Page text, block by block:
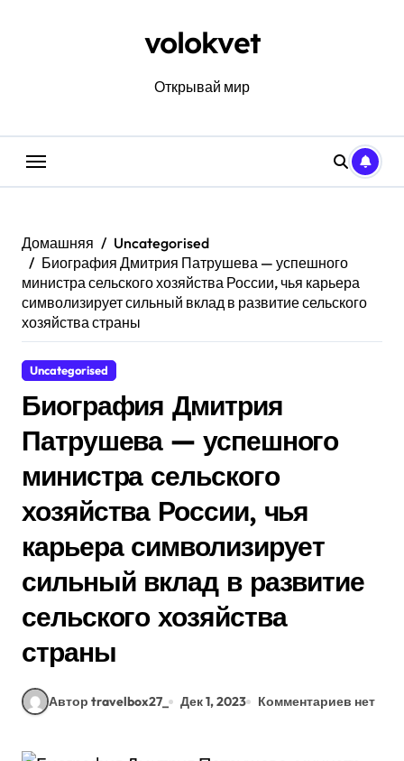
volokvet
Открывай мир
Домашняя
Uncategorised
Биография Дмитрия Патрушева — успешного
министра сельского хозяйства России, чья карьера
символизирует сильный вклад в развитие сельского
хозяйства страны
Uncategorised
Биография Дмитрия
Патрушева — успешного
министра сельского
хозяйства России, чья
карьера символизирует
сильный вклад в развитие
сельского хозяйства
страны
Автор travelbox27_ Дек 1, 2023 Комментариев нет